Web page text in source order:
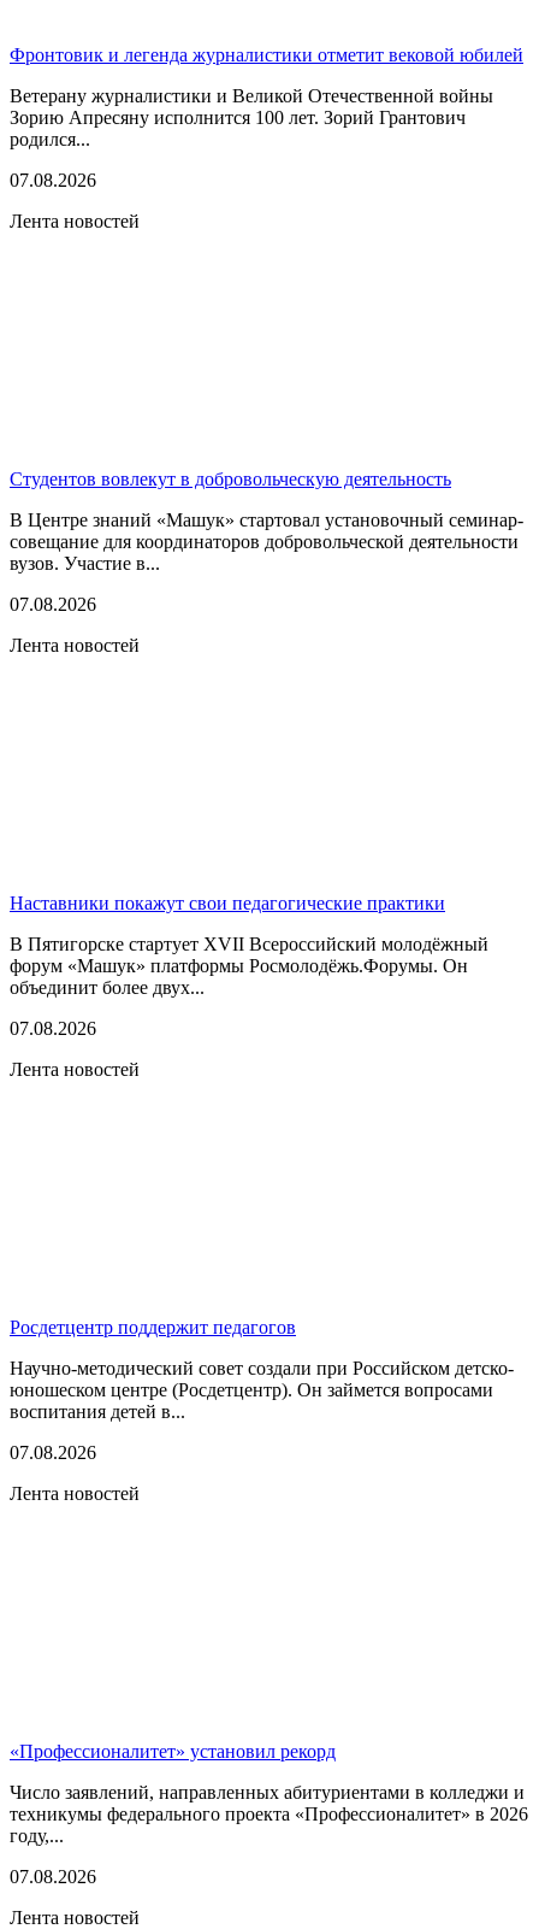
Фронтовик и легенда журналистики отметит вековой юбилей
Ветерану журналистики и Великой Отечественной войны
Зорию Апресяну исполнится 100 лет. Зорий Грантович
родился...
07.08.2026
Лента новостей
Студентов вовлекут в добровольческую деятельность
В Центре знаний «Машук» стартовал установочный семинар-
совещание для координаторов добровольческой деятельности
вузов. Участие в...
07.08.2026
Лента новостей
Наставники покажут свои педагогические практики
В Пятигорске стартует XVII Всероссийский молодёжный
форум «Машук» платформы Росмолодёжь.Форумы. Он
объединит более двух...
07.08.2026
Лента новостей
Росдетцентр поддержит педагогов
Научно-методический совет создали при Российском детско-
юношеском центре (Росдетцентр). Он займется вопросами
воспитания детей в...
07.08.2026
Лента новостей
«Профессионалитет» установил рекорд
Число заявлений, направленных абитуриентами в колледжи и
техникумы федерального проекта «Профессионалитет» в 2026
году,...
07.08.2026
Лента новостей